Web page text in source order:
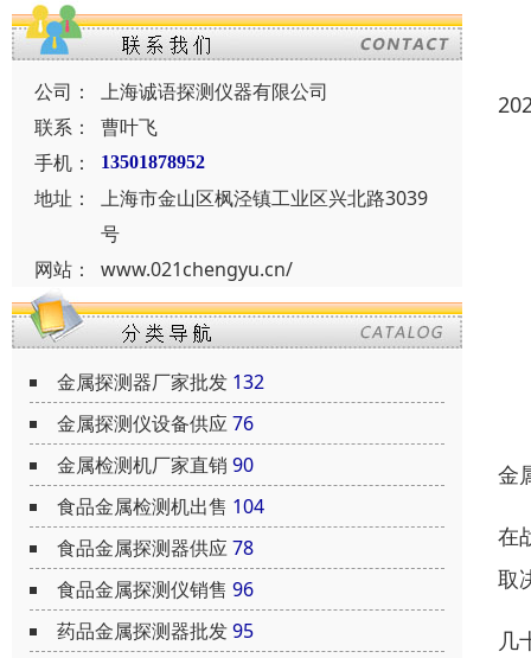
公司：
上海诚语探测仪器有限公司
联系：
曹叶飞
手机：
13501878952
地址：
上海市金山区枫泾镇工业区兴北路3039
号
网站：
www.021chengyu.cn/
金属探测器厂家批发 132
金属探测仪设备供应76
金属检测机厂家直销 90
食品金属检测机出售 104
食品金属探测器供应78
食品金属探测仪销售 96
药品金属探测器批发95
金
在
取
几